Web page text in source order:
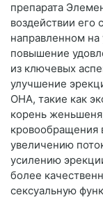
препарата
воздействии его
направленном
повышение
из ключевых
улучшение
ОНА, такие как
корень
кровообращения
увеличению
усилению
более
сексуальную